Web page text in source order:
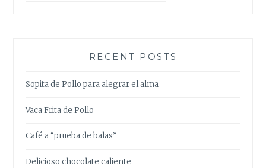
RECENT POSTS
Sopita de Pollo para alegrar el alma
Vaca Frita de Pollo
Café a “prueba de balas”
Delicioso chocolate caliente